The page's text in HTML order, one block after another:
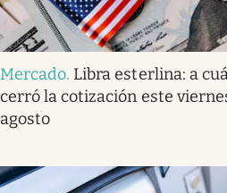
Mercado. Libra esterlina: a
cerró la cotización este
agosto